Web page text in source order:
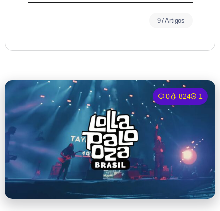
97 Artigos
0 824 1